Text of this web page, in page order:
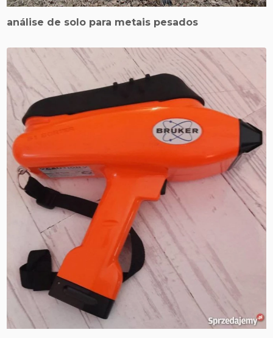
análise de solo para metais pesados